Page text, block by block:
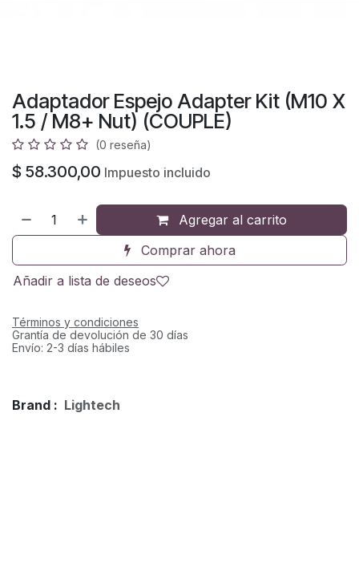
Adaptador Espejo Adapter Kit (M10 X
1.5 / M8+ Nut) (COUPLE)
(0 reseña)
$ 58.300,00 Impuesto incluido
Agregar al carrito
Comprar ahora
Añadir a lista de deseos
Términos y condiciones
Grantía de devolución de 30 días
Envío: 2-3 días hábiles
Brand : Lightech